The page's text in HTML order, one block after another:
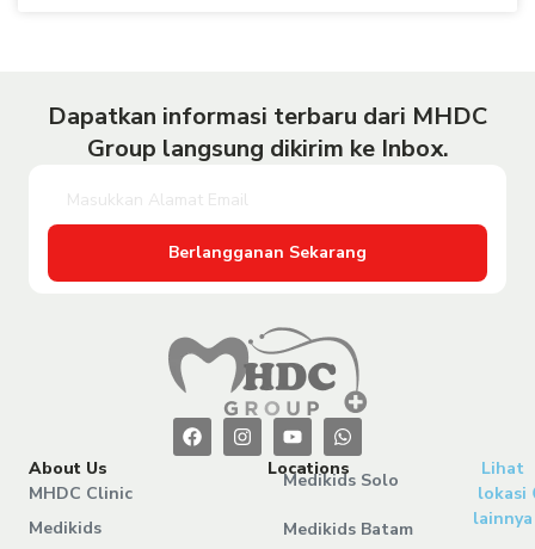
Dapatkan informasi terbaru dari MHDC
Group langsung dikirim ke Inbox.
Berlangganan Sekarang
About Us
MHDC Clinic
Medikids
Locations
Medikids Solo
Medikids Batam
Lihat
lokasi
lainnya